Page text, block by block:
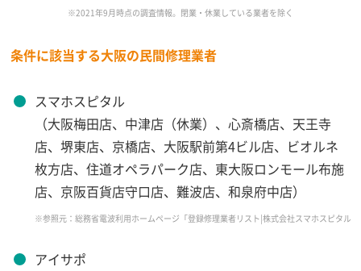
※2021年9月時点の調査情報。閉業・休業している業者を除く
条件に該当する大阪の民間修理業者
スマホスピタル
（大阪梅田店、中津店（休業）、心斎橋店、天王寺
店、堺東店、京橋店、大阪駅前第4ビル店、ビオルネ
枚方店、住道オペラパーク店、東大阪ロンモール布施
店、京阪百貨店守口店、難波店、和泉府中店）
※参照元：総務省電波利用ホームページ「登録修理業者リスト|株式会社スマホスピタ
アイサポ